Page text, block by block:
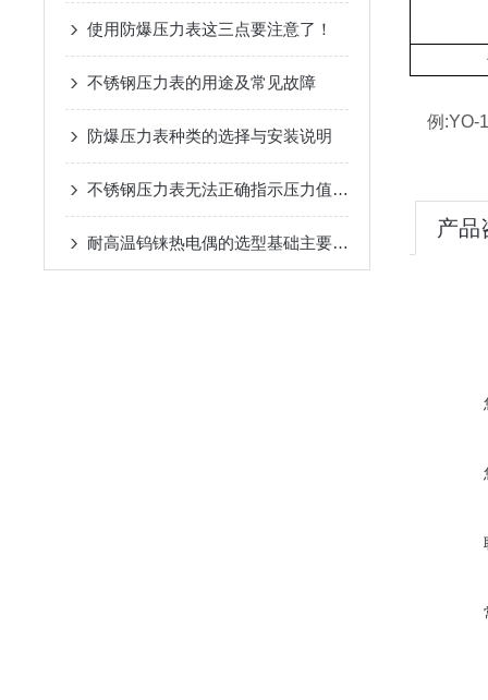
使用防爆压力表这三点要注意了！
不锈钢压力表的用途及常见故障
防爆压力表种类的选择与安装说明
不锈钢压力表无法正确指示压力值的处理
耐高温钨铼热电偶的选型基础主要有三点
例:YO-
产品